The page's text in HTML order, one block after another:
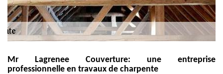
Mr Lagrenee Couverture: une entreprise
professionnelle en travaux de charpente